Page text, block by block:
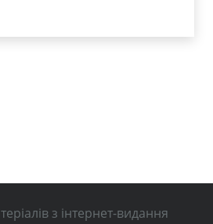
з інтернет-видання